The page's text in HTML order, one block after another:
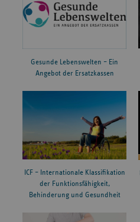
Gesunde Lebenswelten – Ein
Angebot der Ersatzkassen
ICF – Internationale Klassifikation
der Funktionsfähigkeit,
Behinderung und Gesundheit